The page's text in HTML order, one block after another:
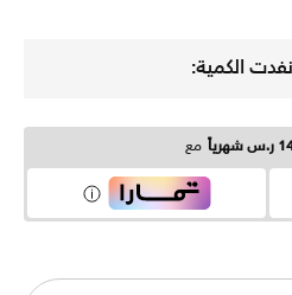
نفدت الكمية:
مع